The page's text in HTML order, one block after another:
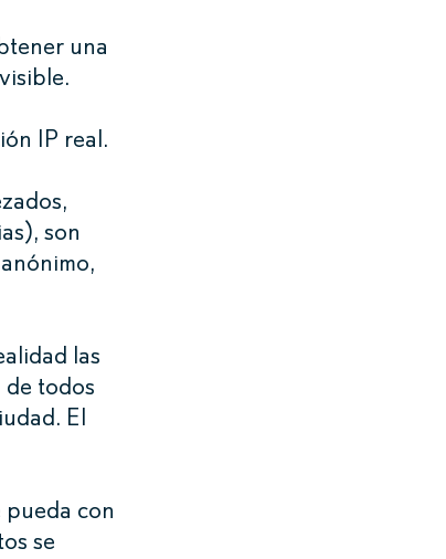
una
IP real.
son
las
de todos
El
con
se